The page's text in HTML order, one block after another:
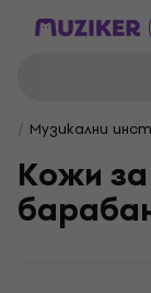
Музикални
Кожи